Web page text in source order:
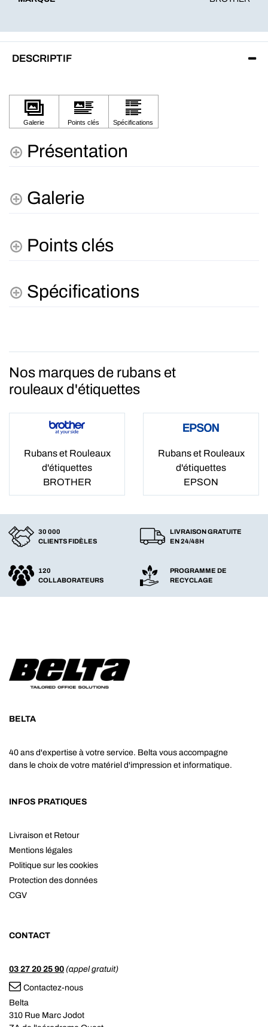
DESCRIPTIF
Présentation
Galerie
Points clés
Spécifications
Nos marques de rubans et
rouleaux d'étiquettes
Rubans et Rouleaux
d'étiquettes
BROTHER
Rubans et Rouleaux
d'étiquettes
EPSON
30 000
CLIENTS FIDÈLES
LIVRAISON GRATUITE
EN 24/48H
120
COLLABORATEURS
PROGRAMME DE
RECYCLAGE
BELTA
40 ans d'expertise à votre service. Belta vous accompagne
dans le choix de votre matériel d'impression et informatique.
INFOS PRATIQUES
Livraison et Retour
Mentions légales
Politique sur les cookies
Protection des données
CGV
CONTACT
03 27 20 25 90 (appel gratuit)
Contactez-nous
Belta
310 Rue Marc Jodot